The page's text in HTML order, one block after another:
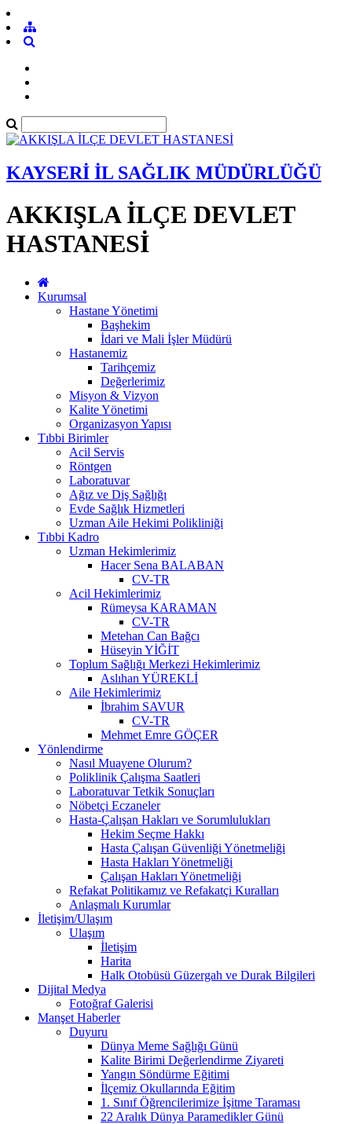
KAYSERİ İL SAĞLIK MÜDÜRLÜĞÜ
AKKIŞLA İLÇE DEVLET
HASTANESİ
Kurumsal
Hastane Yönetimi
Başhekim
İdari ve Mali İşler Müdürü
Hastanemiz
Tarihçemiz
Değerlerimiz
Misyon & Vizyon
Kalite Yönetimi
Organizasyon Yapısı
Tıbbi Birimler
Acil Servis
Röntgen
Laboratuvar
Ağız ve Diş Sağlığı
Evde Sağlık Hizmetleri
Uzman Aile Hekimi Polikliniği
Tıbbi Kadro
Uzman Hekimlerimiz
Hacer Sena BALABAN
CV-TR
Acil Hekimlerimiz
Rümeysa KARAMAN
CV-TR
Metehan Can Bağcı
Hüseyin YİĞİT
Toplum Sağlığı Merkezi Hekimlerimiz
Aslıhan YÜREKLİ
Aile Hekimlerimiz
İbrahim SAVUR
CV-TR
Mehmet Emre GÖÇER
Yönlendirme
Nasıl Muayene Olurum?
Poliklinik Çalışma Saatleri
Laboratuvar Tetkik Sonuçları
Nöbetçi Eczaneler
Hasta-Çalışan Hakları ve Sorumlulukları
Hekim Seçme Hakkı
Hasta Çalışan Güvenliği Yönetmeliği
Hasta Hakları Yönetmeliği
Çalışan Hakları Yönetmeliği
Refakat Politikamız ve Refakatçi Kuralları
Anlaşmalı Kurumlar
İletişim/Ulaşım
Ulaşım
İletişim
Harita
Halk Otobüsü Güzergah ve Durak Bilgileri
Dijital Medya
Fotoğraf Galerisi
Manşet Haberler
Duyuru
Dünya Meme Sağlığı Günü
Kalite Birimi Değerlendirme Ziyareti
Yangın Söndürme Eğitimi
İlçemiz Okullarında Eğitim
1. Sınıf Öğrencilerimize İşitme Taraması
22 Aralık Dünya Paramedikler Günü